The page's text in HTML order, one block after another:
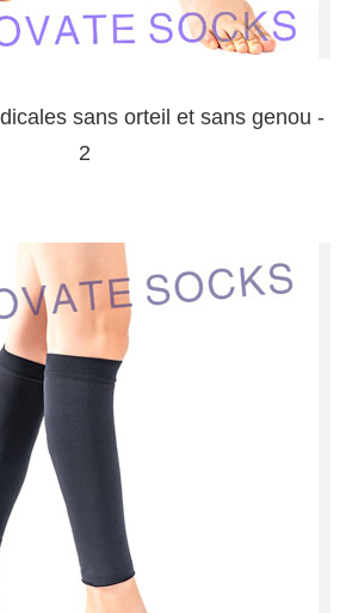
sans orteil et sans genou -
2